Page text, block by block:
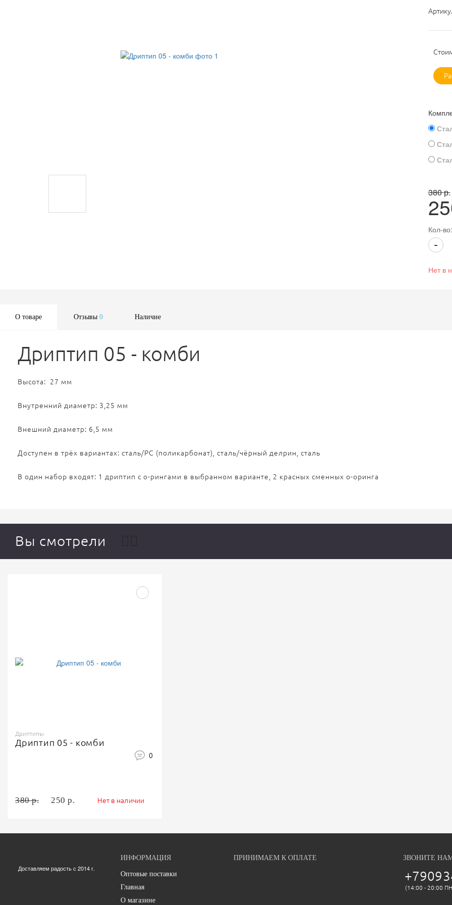
380р.
Кол-во:
-
Нет в
О товаре Отзывы 0 Наличие
Дриптип 05 - комби
Высота: 27 мм
Внутренний диаметр: 3,25 мм
Внешний диаметр: 6,5 мм
Доступен в трёх вариантах: сталь/PC (поликарбонат), сталь/чёрный делрин, сталь
В один набор входят: 1 дриптип с о-рингами в выбранном варианте, 2 красных сменных о-оринга
Вы смотрели
Дриптипы
Дриптип 05 - комби
0
380 р. 250 р. Нет в наличии
Доставляем радость с 2014 г.
ИНФОРМАЦИЯ
Оптовые поставки
Главная
О магазине
ПРИНИМАЕМ К ОПЛАТЕ ЗВОНИТЕ
(14:00 - 20:00